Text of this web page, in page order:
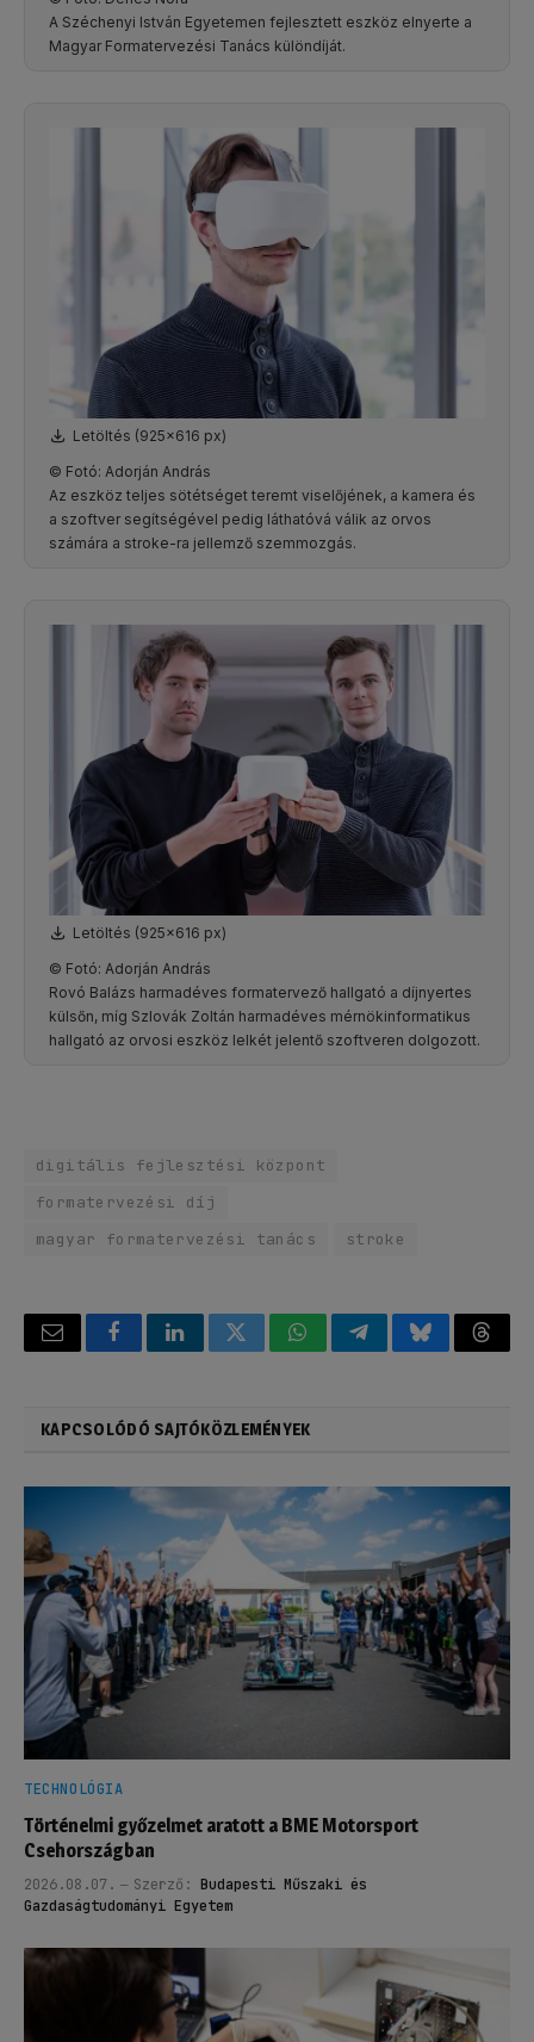
A Széchenyi István Egyetemen fejlesztett eszköz elnyerte a
Magyar Formatervezési Tanács különdíját.
Letöltés (925x616 px)
© Fotó: Adorján András
Az eszköz teljes sötétséget teremt viselőjének, a kamera és
a szoftver segítségével pedig láthatóvá válik az orvos
számára a stroke-ra jellemző szemmozgás.
Letöltés (925x616 px)
© Fotó: Adorján András
Rovó Balázs harmadéves formatervező hallgató a díjnyertes
külsőn, míg Szlovák Zoltán harmadéves mérnökinformatikus
hallgató az orvosi eszköz lelkét jelentő szoftveren dolgozott.
digitális fejlesztési központ
formatervezési díj
magyar formatervezési tanács
stroke
Email FacebookLinkedInTwitterWhatsAppTelegramBluesky
KAPCSOLÓDÓ SAJTÓKÖZLEMÉNYEK
TECHNOLÓGIA
Történelmi győzelmet aratott a BME Motorsport
Csehországban
2026.08.07. Szerző: Budapesti Műszaki és
Gazdaságtudományi Egyetem